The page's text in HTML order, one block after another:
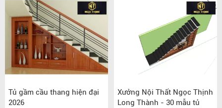
Tủ gầm cầu thang hiện đại
2026
Xưởng Nội Thất Ngọc Thịnh
Long Thành - 30 mẫu tủ